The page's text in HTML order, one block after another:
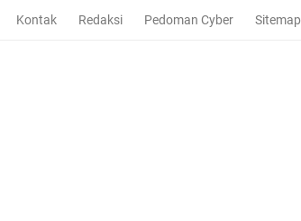
Kontak Redaksi Pedoman Cyber Sitemap